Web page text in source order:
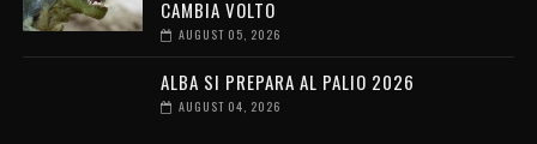
CAMBIA VOLTO
AUGUST 05, 2026
ALBA SI PREPARA AL PALIO 2026
AUGUST 04, 2026